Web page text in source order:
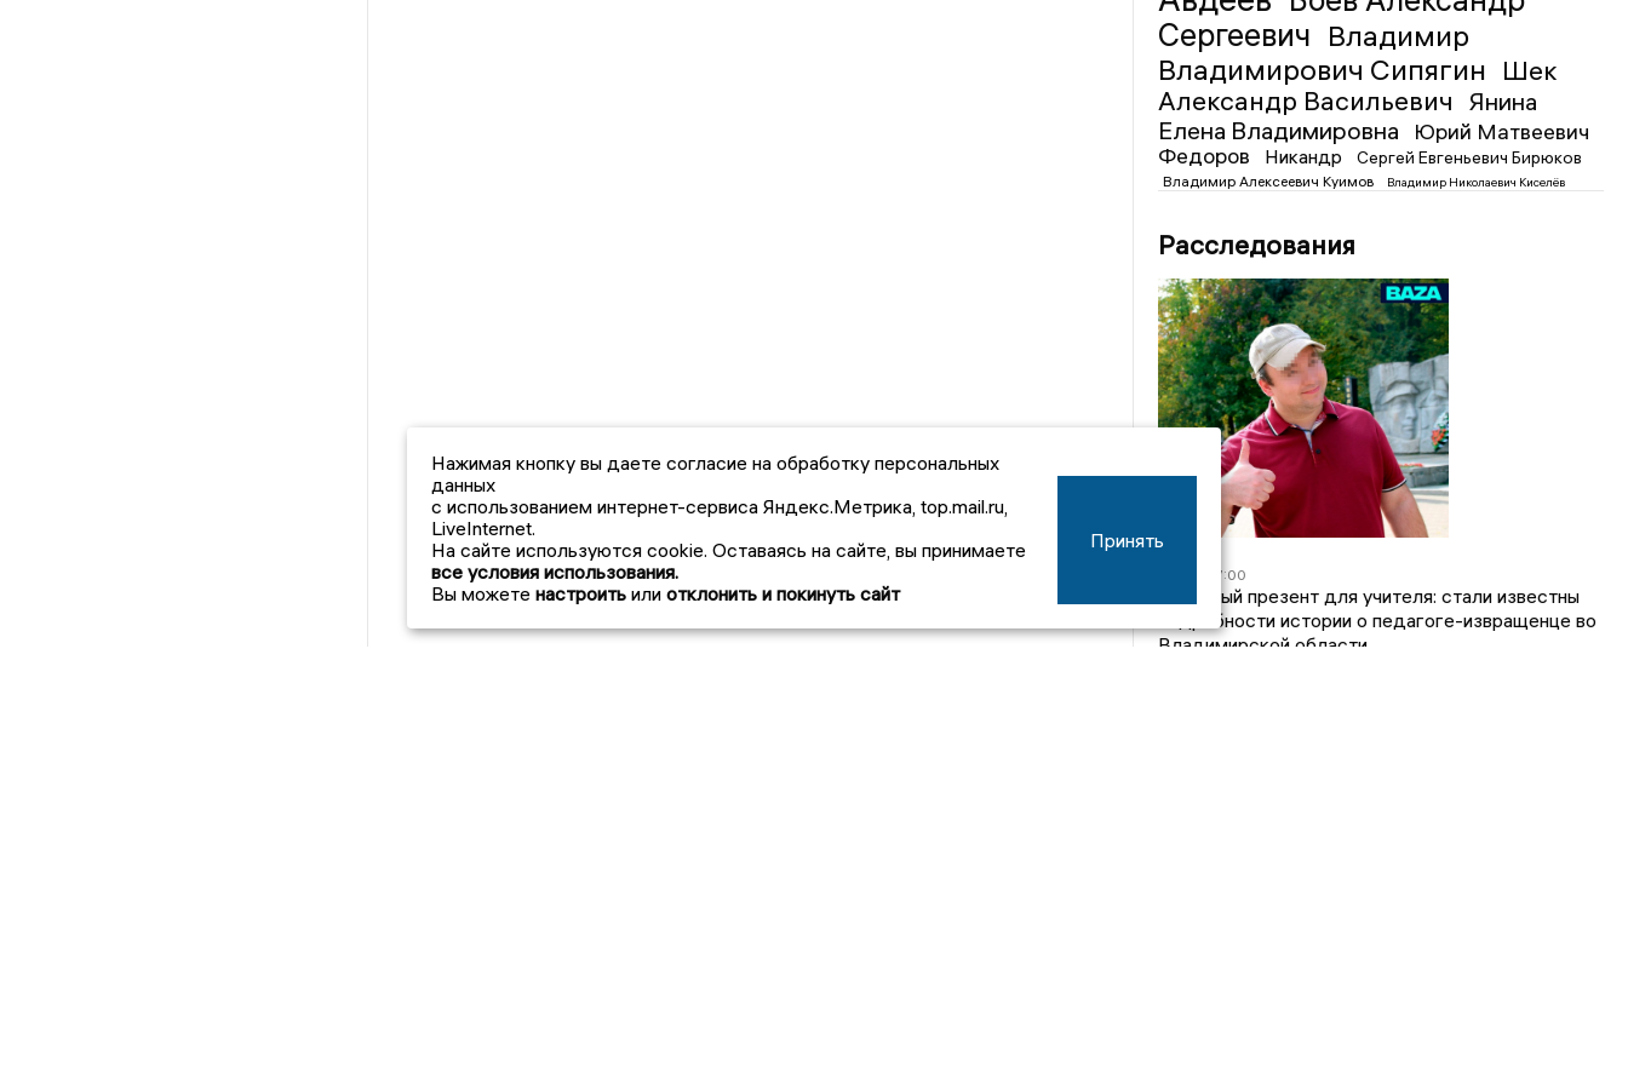
Сергеевич Владимир
Владимирович Сипягин Шек
Александр Васильевич
Янина
Елена Владимировна
Юрий Матвеевич
Федоров
Никандр Сергей Евгеньевич Бирюков
Владимир Алексеевич Куимов Владимир Николаевич Киселёв
Расследования
17:00
Странный презент для учителя: стали известны
подробности истории о педагоге-извращенце во
Владимирской области
Нажимая кнопку вы даете согласие на обработку персональных
данных
с использованием интернет-сервиса Яндекс.Метрика, top.mail.ru,
LiveInternet.
На сайте используются cookie. Оставаясь на сайте, вы принимаете
все условия использования.
Вы можете настроить или отклонить и покинуть сайт
Принять